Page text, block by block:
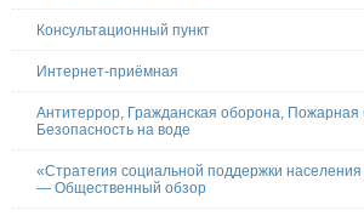
Консультационный пункт
Интернет-приёмная
Антитеррор, Гражданская оборона, Пожарная
Безопасность на воде
«Стратегия социальной поддержки
— Общественный обзор